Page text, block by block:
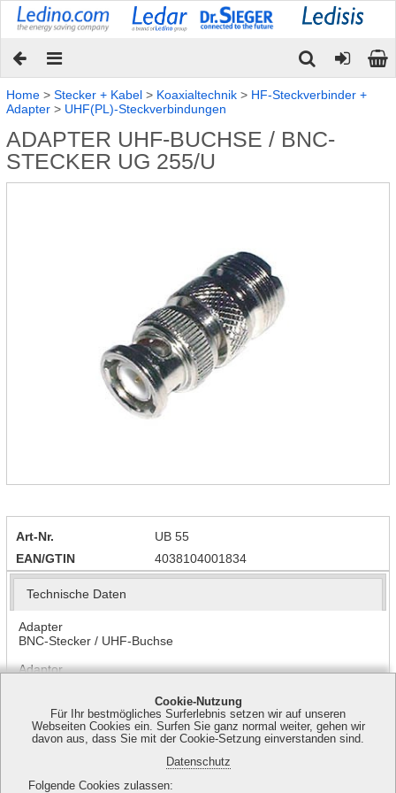
Cookie-Nutzung
Für Ihr bestmögliches Surferlebnis setzen wir auf unseren
Webseiten Cookies ein. Surfen Sie ganz normal weiter, gehen wir
davon aus, dass Sie mit der Cookie-Setzung einverstanden sind.
Datenschutz
Folgende Cookies zulassen
Home > Stecker + Kabel > Koaxialtechnik > HF-Steckverbinder +
Adapter > UHF(PL)-Steckverbindungen
ADAPTER UHF-BUCHSE / BNC-
STECKER UG 255/U
Art-Nr.
UB 55
EAN/GTIN
4038104001834
Technische Daten
Adapter
BNC-Stecker / UHF-Buchse
Adaptor
Ledino Deutschland GmbH | Spitzahornweg 1 | 14974 Ludwigsfelde